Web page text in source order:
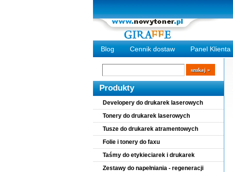
Blog Cennik dostaw Panel Klienta
Wyszukiwarka
szukaj
Produkty
Developery do drukarek laserowych
Tonery do drukarek laserowych
Tusze do drukarek atramentowych
Folie i tonery do faxu
Taśmy do etykieciarek i drukarek
Zestawy do napełniania - regeneracji